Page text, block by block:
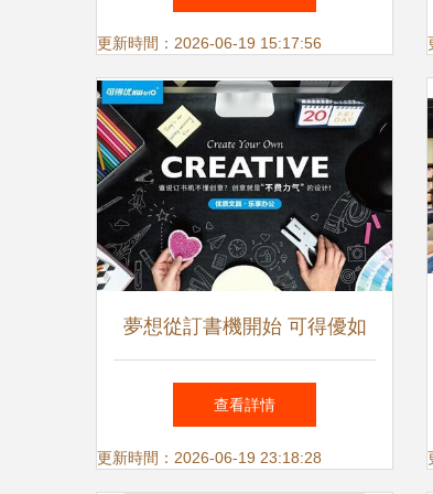
更新時間：2026-06-19 15:17:56
夢想從訂書機開始 可得優如
何締造自己的辦公用品帝國
查看詳情
更新時間：2026-06-19 23:18:28